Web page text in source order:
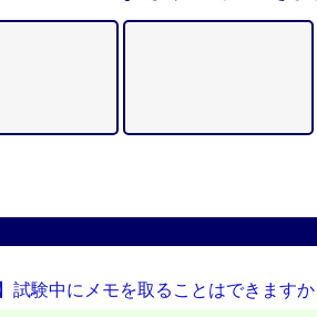
試験中にメモを取ることはできますか